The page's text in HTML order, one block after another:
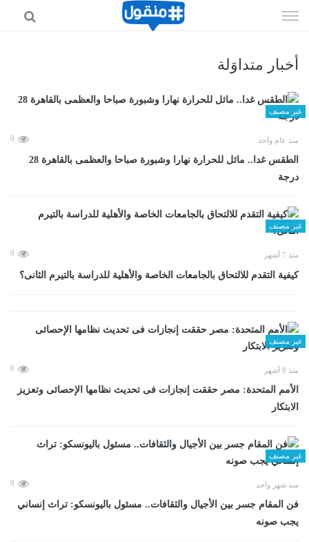
الى
أخبار متداوَلة
غير مصنف
منذ عام واحد 0
الطقس غدا.. مائل للحرارة نهارا وشبورة صباحا والعظمى بالقاهرة 28
درجة
غير مصنف
منذ 7 أشهر 0
كيفية التقدم للالتحاق بالجامعات الخاصة والأهلية للدراسة بالتيرم الثانى؟
غير مصنف
منذ 9 أشهر 0
الأمم المتحدة: مصر حققت إنجازات فى تحديث نظامها الإحصائى وتعزيز
الابتكار
غير مصنف
منذ شهر واحد 0
فن المقام جسر بين الأجيال والثقافات.. مسئول باليونسكو: تراث إنساني
يجب صونه